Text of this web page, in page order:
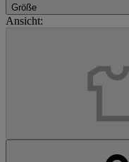
Größe
Ansicht: